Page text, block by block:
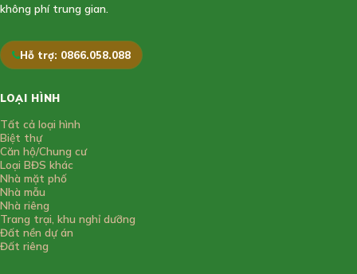
không phí trung gian.
Hỗ trợ: 0866.058.088
LOẠI HÌNH
Tất cả loại hình
Biệt thự
Căn hộ/Chung cư
Loại BĐS khác
Nhà mặt phố
Nhà mẫu
Nhà riêng
Trang trại, khu nghỉ dưỡng
Đất nền dự án
Đất riêng